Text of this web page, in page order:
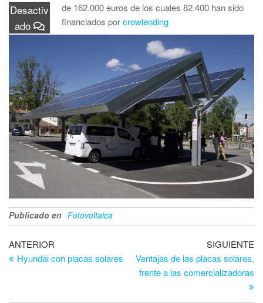
Desactiv
ado
de 162.000 euros de los cuales 82.400 han sido
financiados porcrowlending
Publicado en Fotovoltaica
Navegación
de
Entrada
anterior
ANTERIOR
Hyundai con placas solares
SIGUIENTE
Ventajas de las placas solares,
frente a las comercializadoras